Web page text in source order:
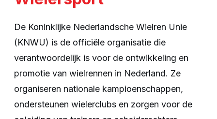
De Koninklijke Nederlandsche Wielren Unie
(KNWU) is de officiële organisatie die
verantwoordelijk is voor de ontwikkeling en
promotie van wielrennen in Nederland. Ze
organiseren nationale kampioenschappen,
ondersteunen wielerclubs en zorgen voor de